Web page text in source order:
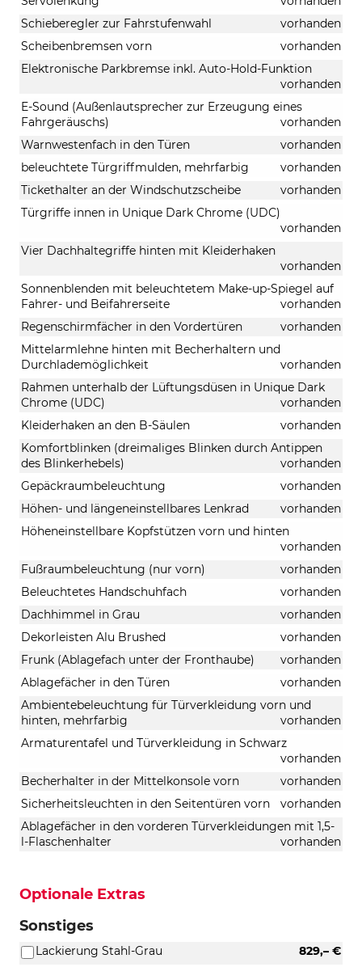
Schieberegler zur Fahrstufenwahl
vorhanden
Scheibenbremsen vorn
vorhanden
Elektronische Parkbremse inkl. Auto-Hold-Funktion
vorhanden
E-Sound (Außenlautsprecher zur Erzeugung eines
Fahrgeräuschs)
vorhanden
Warnwestenfach in den Türen
vorhanden
beleuchtete Türgriffmulden, mehrfarbig
vorhanden
Tickethalter an der Windschutzscheibe
vorhanden
Türgriffe innen in Unique Dark Chrome (UDC)
vorhanden
Vier Dachhaltegriffe hinten mit Kleiderhaken
vorhanden
Sonnenblenden mit beleuchtetem Make-up-Spiegel auf
Fahrer- und Beifahrerseite
vorhanden
Regenschirmfächer in den Vordertüren
vorhanden
Mittelarmlehne hinten mit Becherhaltern und
Durchlademöglichkeit
vorhanden
Rahmen unterhalb der Lüftungsdüsen in Unique Dark
Chrome (UDC)
vorhanden
Kleiderhaken an den B-Säulen
vorhanden
Komfortblinken (dreimaliges Blinken durch Antippen
des Blinkerhebels)
vorhanden
Gepäckraumbeleuchtung
vorhanden
Höhen- und längeneinstellbares Lenkrad
vorhanden
Höheneinstellbare Kopfstützen vorn und hinten
vorhanden
Fußraumbeleuchtung (nur vorn)
vorhanden
Beleuchtetes Handschuhfach
vorhanden
Dachhimmel in Grau
vorhanden
Dekorleisten Alu Brushed
vorhanden
Frunk (Ablagefach unter der Fronthaube)
vorhanden
Ablagefächer in den Türen
vorhanden
Ambientebeleuchtung für Türverkleidung vorn und
hinten, mehrfarbig
vorhanden
Armaturentafel und Türverkleidung in Schwarz
vorhanden
Becherhalter in der Mittelkonsole vorn
vorhanden
Sicherheitsleuchten in den Seitentüren vorn
vorhanden
Ablagefächer in den vorderen Türverkleidungen mit 1,5-
l-Flaschenhalter
vorhanden
Optionale Extras
Sonstiges
829,– €
Lackierung Stahl-Grau